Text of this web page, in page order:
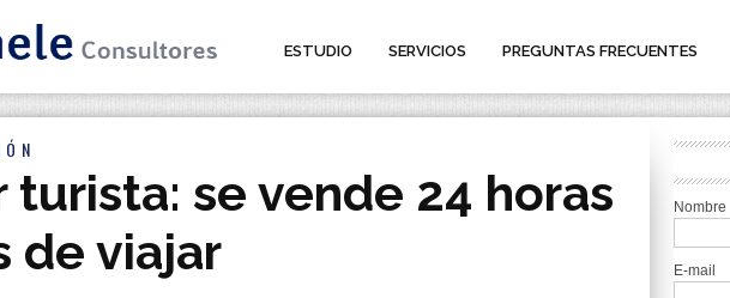
ESTUDIO SERVICIOS PREGUNTAS FRECUENTES
turista: se vende 24 horas
de viajar
Nombre
E-mail